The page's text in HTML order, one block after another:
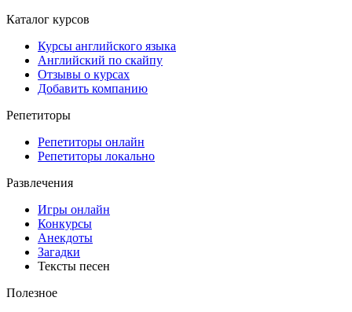
Каталог курсов
Курсы английского языка
Английский по скайпу
Отзывы о курсах
Добавить компанию
Репетиторы
Репетиторы онлайн
Репетиторы локально
Развлечения
Игры онлайн
Конкурсы
Анекдоты
Загадки
Тексты песен
Полезное